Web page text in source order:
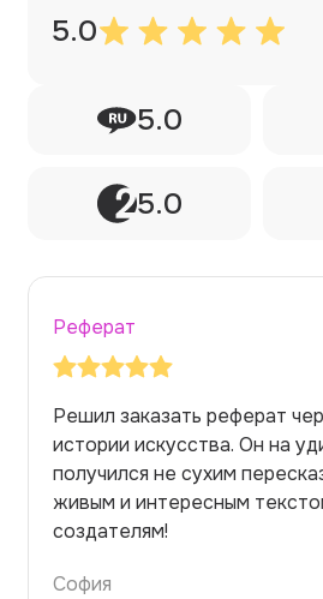
5.0
5.0
5.0
Реферат
Заказывала реферат с
на медицинскую тему.
но справилась. Термины
правильно. Для быстрого
темой — идеально.
Алина